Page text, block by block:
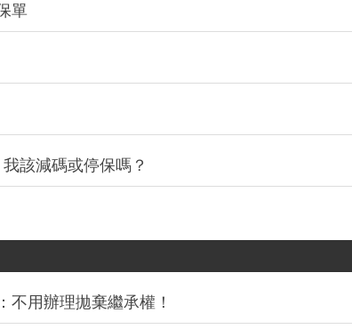
單
該減碼或停保嗎？
不用辦理拋棄繼承權！